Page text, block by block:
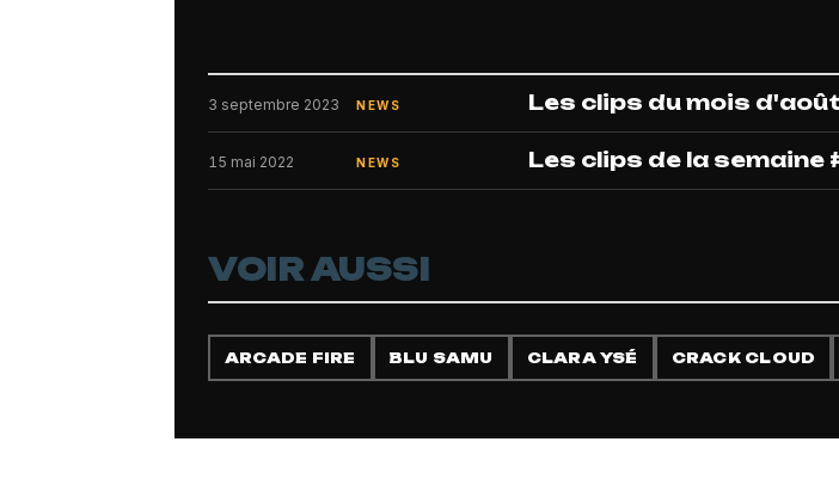
3 septembre 2023 NEWS Les clips du mois
15 mai 2022 NEWS Les clips de la semaine
VOIR AUSSI
ARCADE FIRE BLU SAMU CLARA YSÉ CRACK CLOUD